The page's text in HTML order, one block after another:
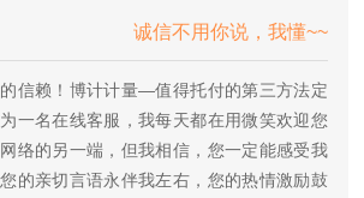
诚信不用你说，我懂~~
信赖！博计计量—值得托付的第三方法定
一名在线客服，我每天都在用微笑欢迎您
络的另一端，但我相信，您一定能感受我
的亲切言语永伴我左右，您的热情激励鼓